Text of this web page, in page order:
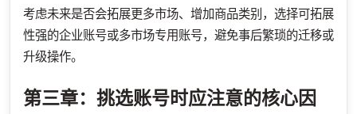
考虑未来是否会拓展更多市场、增加商品类别，选择可拓展
性强的企业账号或多市场专用账号，避免事后繁琐的迁移或
升级操作。
第三章：挑选账号时应注意的核心因